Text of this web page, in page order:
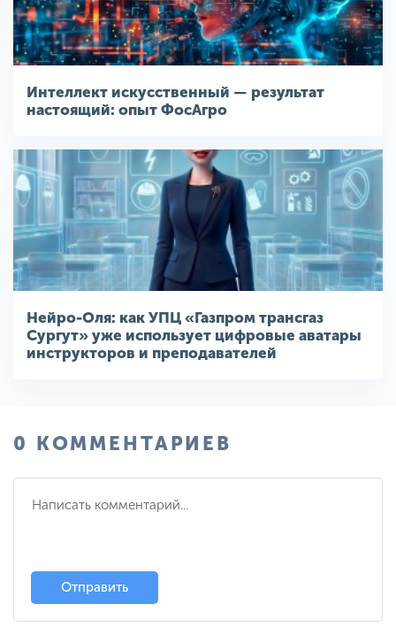
Интеллект искусственный — результат
настоящий: опыт ФосАгро
Нейро-Оля: как УПЦ «Газпром трансгаз
Сургут» уже использует цифровые аватары
инструкторов и преподавателей
0 КОММЕНТАРИЕВ
Отправить